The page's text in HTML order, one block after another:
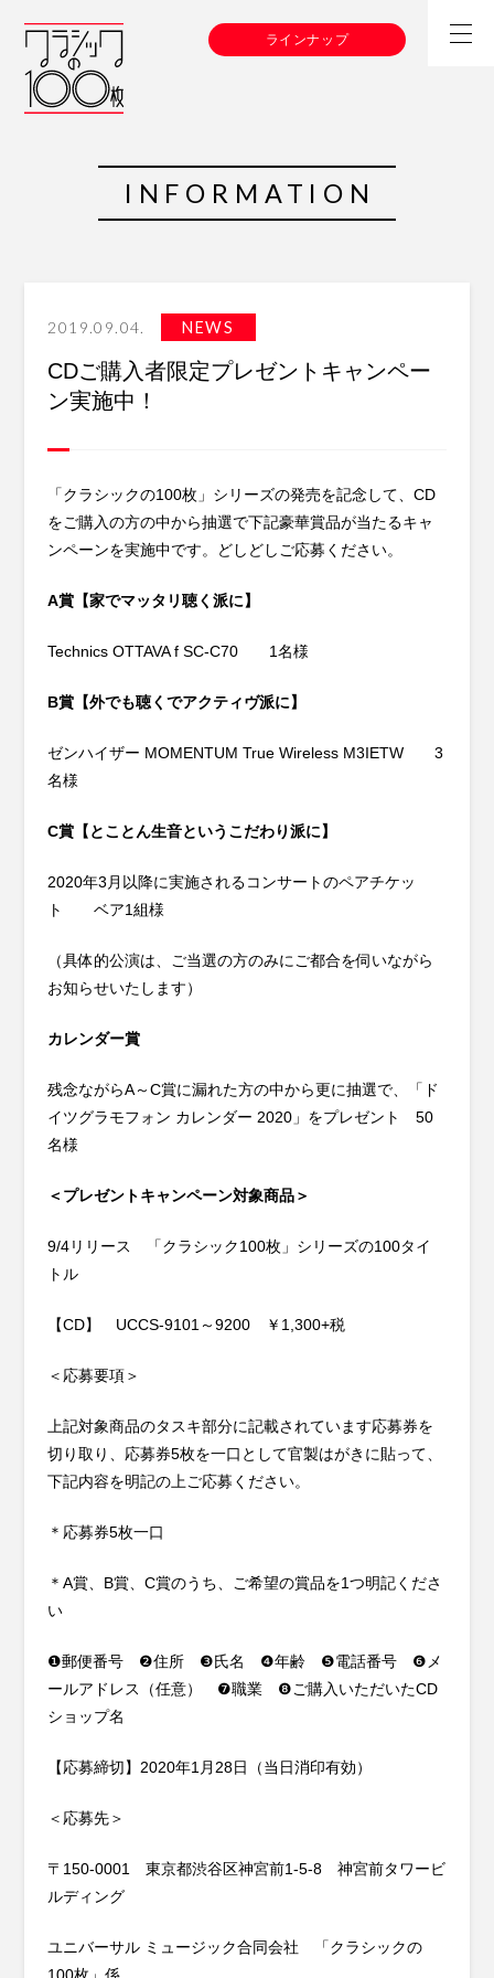
ラインナップ
INFORMATION
2019.09.04. NEWS
CDご購入者限定プレゼントキャンペー
ン実施中！
「クラシックの100枚」シリーズの発売を記念して、CD
をご購入の方の中から抽選で下記豪華賞品が当たるキャ
ンペーンを実施中です。どしどしご応募ください。
A賞【家でマッタリ聴く派に】
Technics OTTAVA f SC-C70 1名様
B賞【外でも聴くでアクティヴ派に】
ゼンハイザー MOMENTUM True Wireless M3IETW 3
名様
C賞【とことん生音というこだわり派に】
2020年3月以降に実施されるコンサートのペアチケッ
ト ベア1組様
（具体的公演は、ご当選の方のみにご都合を伺いながら
お知らせいたします）
カレンダー賞
残念ながらA～C賞に漏れた方の中から更に抽選で、「ド
イツグラモフォン カレンダー 2020」をプレゼント 50
名様
＜プレゼントキャンペーン対象商品＞
9/4リリース 「クラシック100枚」シリーズの100タイ
トル
【CD】 UCCS-9101～9200 ￥1,300+税
＜応募要項＞
上記対象商品のタスキ部分に記載されています応募券を
切り取り、応募券5枚を一口として官製はがきに貼って、
下記内容を明記の上ご応募ください。
＊応募券5枚一口
＊A賞、B賞、C賞のうち、ご希望の賞品を1つ明記くださ
い
❶郵便番号 ❷住所 ❸氏名 ❹年齢 ❺電話番号 ❻メ
ールアドレス（任意） ❼職業 ❽ご購入いただいたCD
ショップ名
【応募締切】2020年1月28日（当日消印有効）
＜応募先＞
〒150-0001 東京都渋谷区神宮前1-5-8 神宮前タワービ
ルディング
ユニバーサル ミュージック合同会社 「クラシックの